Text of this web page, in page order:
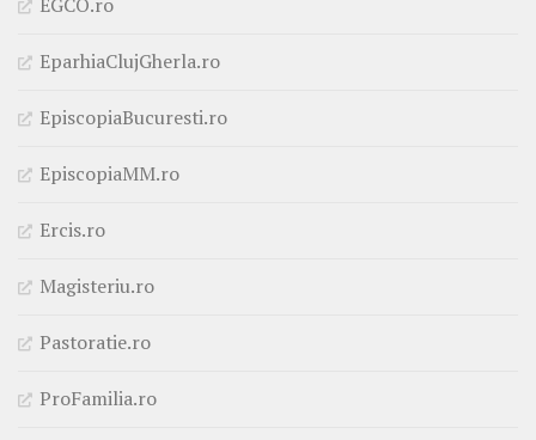
EparhiaClujGherla.ro
EpiscopiaBucuresti.ro
EpiscopiaMM.ro
Ercis.ro
Magisteriu.ro
Pastoratie.ro
ProFamilia.ro